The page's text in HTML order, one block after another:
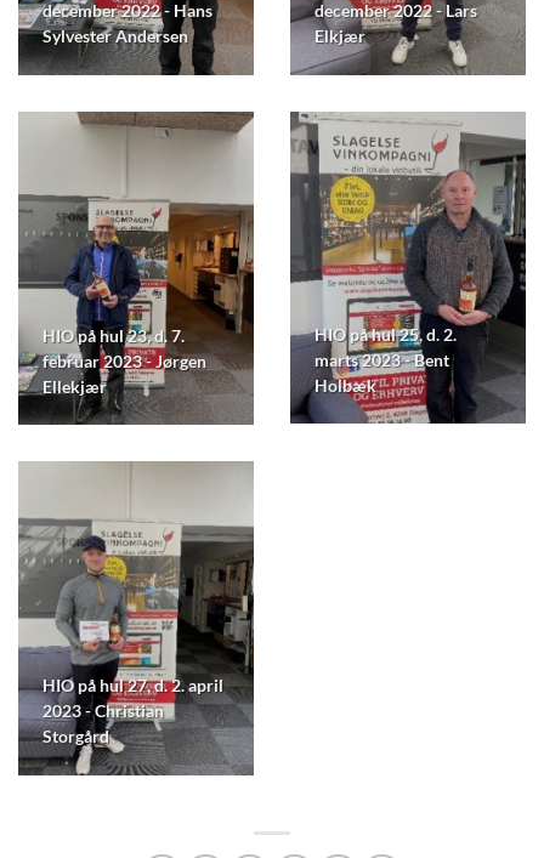
december 2022 - Hans
Sylvester Andersen
december 2022 - Lars
Elkjær
HIO på hul 23, d. 7.
februar 2023 - Jørgen
Ellekjær
HIO på hul 25, d. 2.
marts 2023 - Bent
Holbæk
HIO på hul 27, d. 2. april
2023 - Christian
Storgård